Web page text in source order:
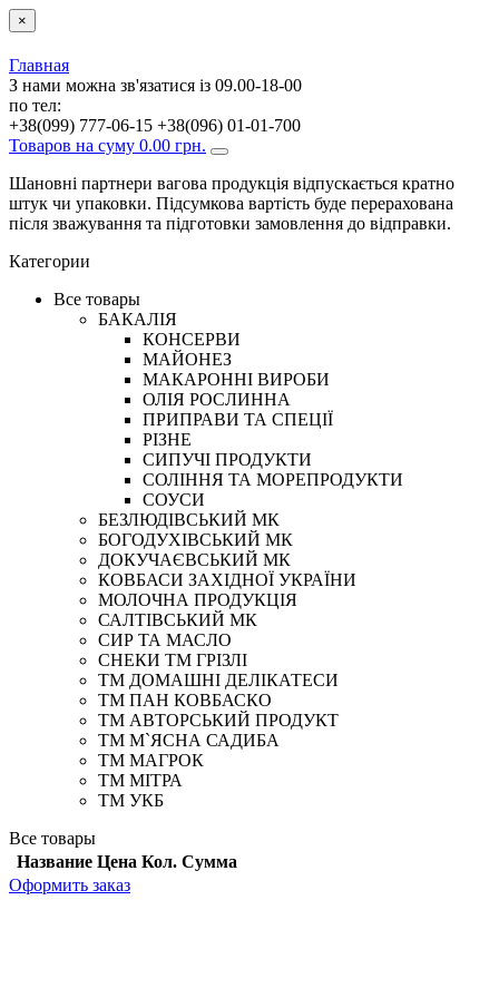
×
Главная
З нами можна зв'язатися із 09.00-18-00
по тел:
+38(099) 777-06-15 +38(096) 01-01-700
Товаров на суму 0.00 грн.
Шановні партнери вагова продукція відпускається кратно
штук чи упаковки. Підсумкова вартість буде перерахована
після зважування та підготовки замовлення до відправки.
Категории
Все товары
БАКАЛІЯ
КОНСЕРВИ
МАЙОНЕЗ
МАКАРОННІ ВИРОБИ
ОЛІЯ РОСЛИННА
ПРИПРАВИ ТА СПЕЦІЇ
РІЗНЕ
СИПУЧІ ПРОДУКТИ
СОЛІННЯ ТА МОРЕПРОДУКТИ
СОУСИ
БЕЗЛЮДІВСЬКИЙ МК
БОГОДУХІВСЬКИЙ МК
ДОКУЧАЄВСЬКИЙ МК
КОВБАСИ ЗАХІДНОЇ УКРАЇНИ
МОЛОЧНА ПРОДУКЦІЯ
САЛТІВСЬКИЙ МК
СИР ТА МАСЛО
СНЕКИ ТМ ГРІЗЛІ
ТМ ДОМАШНІ ДЕЛІКАТЕСИ
ТМ ПАН КОВБАСКО
ТМ АВТОРСЬКИЙ ПРОДУКТ
ТМ М`ЯСНА САДИБА
ТМ МАГРОК
ТМ МІТРА
ТМ УКБ
Все товары
Название Цена Кол. Сумма
Оформить заказ